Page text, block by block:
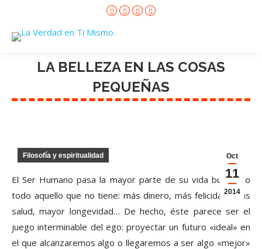
Facebook
window
X
window
Instagram
window
YouTube
window
LA BELLEZA EN LAS COSAS
PEQUEÑAS
Oct
11
2014
Filosofía y espiritualidad
El Ser Humano pasa la mayor parte de su vida buscando
todo aquello que no tiene: más dinero, más felicidad, más
salud, mayor longevidad… De hecho, éste parece ser el
juego interminable del ego: proyectar un futuro «ideal» en
el que alcanzaremos algo o llegaremos a ser algo «mejor»